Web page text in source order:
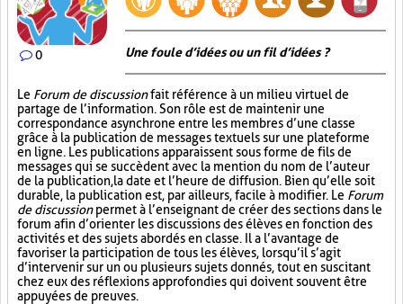
0 Une foule d’idées ou un fil d’idées ?
Le Forum de discussionfait référence à un milieu virtuel de
partage de l’information. Son rôle est de maintenir une
correspondance asynchrone entre les membres d’une classe
grâce à la publication de messages textuels sur une plateforme
en ligne. Les publications apparaissent sous forme de fils de
messages qui se succèdent avec la mention du nom de l’auteur
de la publication, la date et l’heure de diffusion. Bien qu’elle soit
durable, la publication est, par ailleurs, facile à modifier. Le Forum
de discussionpermet à l’enseignant de créer des sections dans le
forum afin d’orienter les discussions des élèves en fonction des
activités et des sujets abordés en classe. Il a l’avantage de
favoriser la participation de tous les élèves, lorsqu’il s’agit
d’intervenir sur un ou plusieurs sujets donnés, tout en suscitant
chez eux des réflexions approfondies qui doivent souvent être
appuyées de preuves.